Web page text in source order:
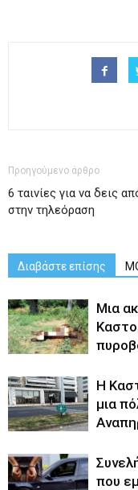
Προηγούμενο άρθρο
6 ταινίες για να δεις
στην τηλεόραση
Διαβάστε επίσης
Μια
Η
μια
που